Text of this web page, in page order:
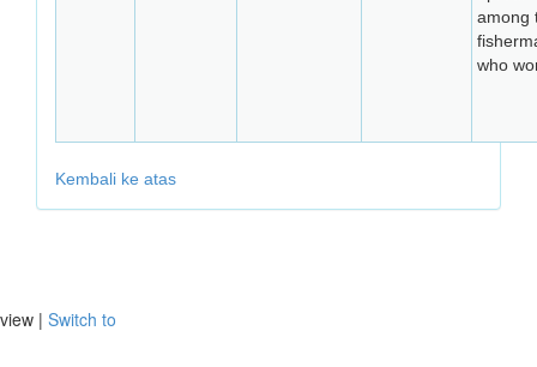
among
who
Kembali ke atas
view | Switch to